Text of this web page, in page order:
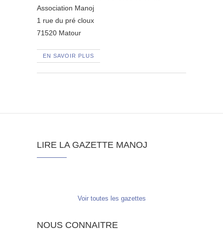
Association Manoj
1 rue du pré cloux
71520 Matour
EN SAVOIR PLUS
LIRE LA GAZETTE MANOJ
Voir toutes les gazettes
NOUS CONNAITRE